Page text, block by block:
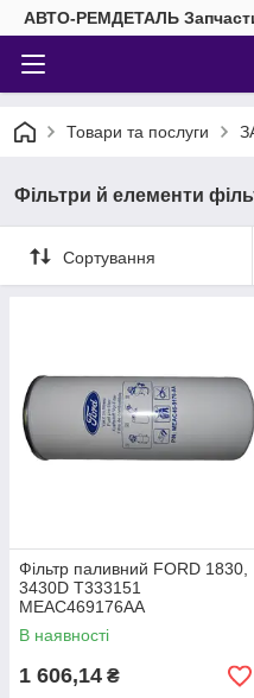
АВТО-РЕМДЕТАЛЬ
Товари та послуги
Фільтри й елементи
Сортування
Фільтр паливний FORD 1830,
3430D T333151
MEAC469176AA
В наявності
1 606,14 ₴